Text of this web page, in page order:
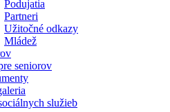
Podujatia
Partneri
Užitočné odkazy
Mládež
seniorov
služieb